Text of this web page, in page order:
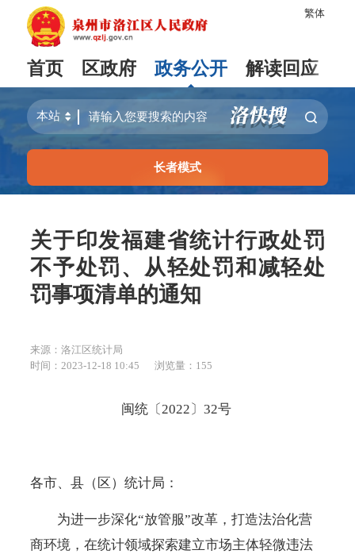
繁体
首页 区政府 政务公开 解读回应
长者模式
关于印发福建省统计行政处罚
不予处罚、从轻处罚和减轻处
罚事项清单的通知
来源：洛江区统计局
时间：2023-12-18 10:45
浏览量： 155
闽统〔 2022〕32号
各市、县（区）统计局：
为进一步深化“放管服”改革，打造法治化营
商环境，在统计领域探索建立市场主体轻微违法